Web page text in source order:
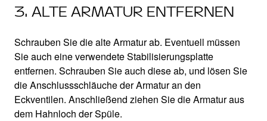
3. ALTE ARMATUR ENTFERNEN
Schrauben Sie die alte Armatur ab. Eventuell müssen
Sie auch eine verwendete Stabilisierungsplatte
entfernen. Schrauben Sie auch diese ab, und lösen Sie
die Anschlussschläuche der Armatur an den
Eckventilen. Anschließend ziehen Sie die Armatur aus
dem Hahnloch der Spüle.